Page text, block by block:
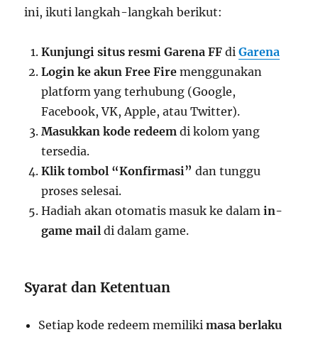
ini, ikuti langkah-langkah berikut:
Kunjungi situs resmi Garena FF diGarena
Login ke akun Free Fire menggunakan
platform yang terhubung (Google,
Facebook, VK, Apple, atau Twitter).
Masukkan kode redeem di kolom yang
tersedia.
Klik tombol “Konfirmasi” dan tunggu
proses selesai.
Hadiah akan otomatis masuk ke dalamin-
game mail di dalam game.
Syarat dan Ketentuan
Setiap kode redeem memilikimasa berlaku